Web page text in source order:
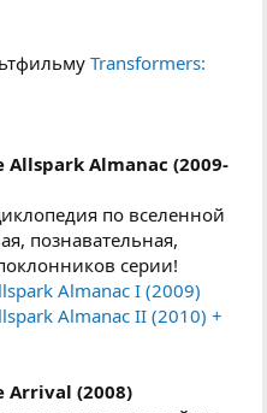
Transformers:
Almanac (2009-
по вселенной
познавательная,
серии!
Almanac I (2009)
Almanac II (2010) +
Arrival (2008)